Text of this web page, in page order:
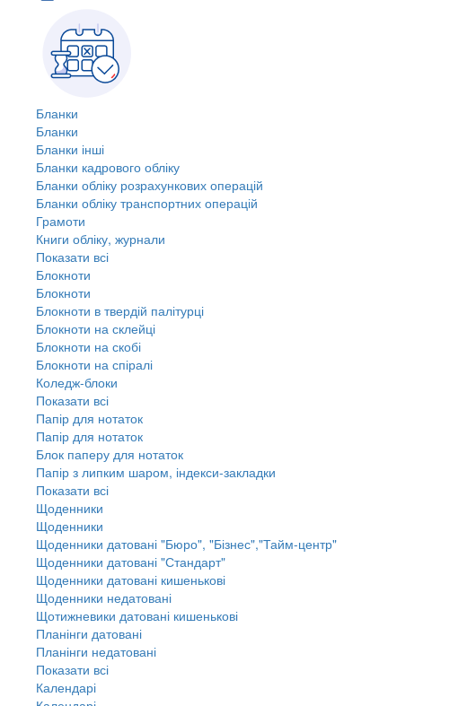
Бланки
Бланки
Бланки інші
Бланки кадрового обліку
Бланки обліку розрахункових операцій
Бланки обліку транспортних операцій
Грамоти
Книги обліку, журнали
Показати всі
Блокноти
Блокноти
Блокноти в твердій палітурці
Блокноти на склейці
Блокноти на скобі
Блокноти на спіралі
Коледж-блоки
Показати всі
Папір для нотаток
Папір для нотаток
Блок паперу для нотаток
Папір з липким шаром, індекси-закладки
Показати всі
Щоденники
Щоденники
Щоденники датовані "Бюро", "Бізнес","Тайм-центр"
Щоденники датовані "Стандарт"
Щоденники датовані кишенькові
Щоденники недатовані
Щотижневики датовані кишенькові
Планінги датовані
Планінги недатовані
Показати всі
Календарі